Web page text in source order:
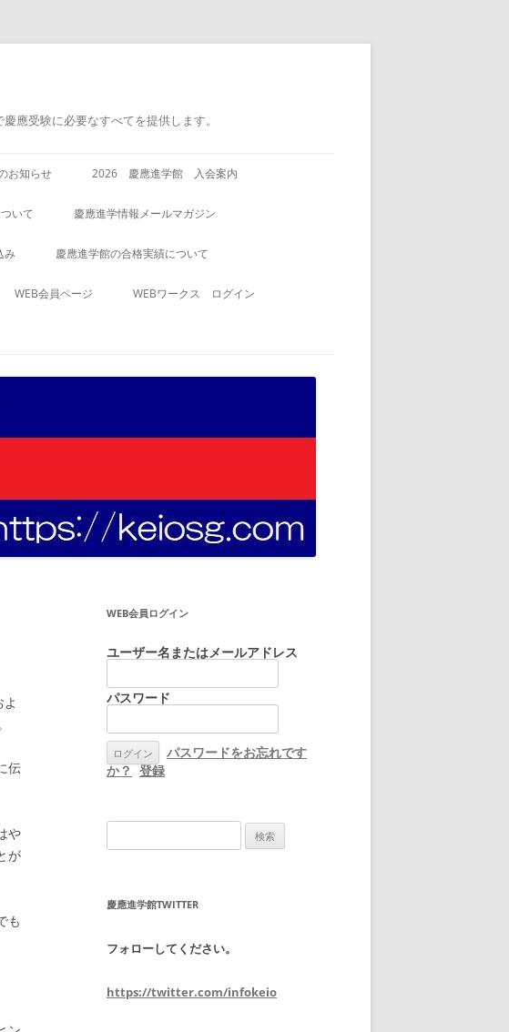
應受験に必要なすべてを提供します。
お知らせ 2026 慶應進学館 入会案内
いて 慶應進学情報メールマガジン
み 慶應進学館の合格実績について
WEB会員ページ WEBワークス ログイン
伝
や
が
も
WEB会員ログイン
ユーザー名またはメールアドレス
パスワード
パスワードをお忘れです
か？ 登録
索:
慶應進学館TWITTER
フォローしてください。
https://twitter.com/infokeio